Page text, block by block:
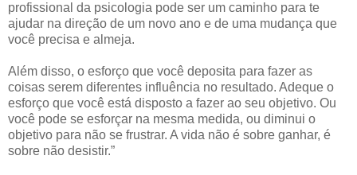
profissional da psicologia pode ser um caminho para te
ajudar na direção de um novo ano e de uma mudança que
você precisa e almeja.
Além disso, o esforço que você deposita para fazer as
coisas serem diferentes influência no resultado. Adeque o
esforço que você está disposto a fazer ao seu objetivo. Ou
você pode se esforçar na mesma medida, ou diminui o
objetivo para não se frustrar. A vida não é sobre ganhar, é
sobre não desistir.”